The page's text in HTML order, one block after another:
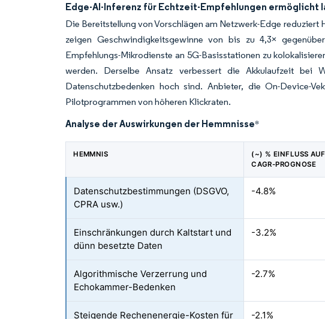
Edge-AI-Inferenz für Echtzeit-Empfehlungen ermöglicht
Die Bereitstellung von Vorschlägen am Netzwerk-Edge
zeigen Geschwindigkeitsgewinne von bis zu 4,3×
Empfehlungs-Mikrodienste an 5G-Basisstationen zu
werden. Derselbe Ansatz verbessert die Akkulaufzeit bei
Datenschutzbedenken hoch sind. Anbieter, die On-Device-
Pilotprogrammen von höheren Klickraten.
Analyse der Auswirkungen der Hemmnisse*
HEMMNIS
(~) % EINFLUSS
CAGR-PROGNOSE
Datenschutzbestimmungen (DSGVO,
CPRA usw.)
-4.8%
Einschränkungen durch Kaltstart und
dünn besetzte Daten
-3.2%
Algorithmische Verzerrung und
Echokammer-Bedenken
-2.7%
Steigende Rechenenergie-Kosten für -2.1%